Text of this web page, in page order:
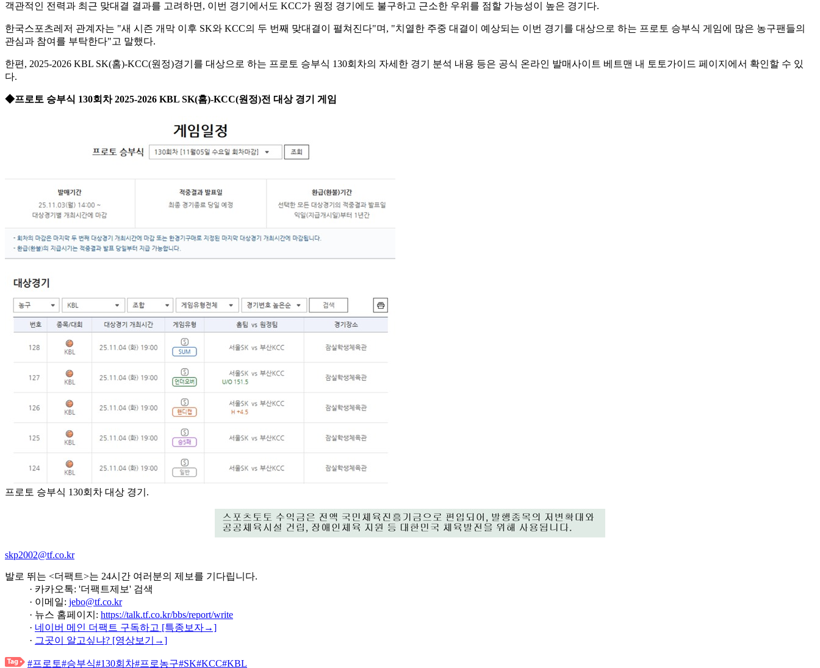
객관적인 전력과 최근 맞대결 결과를 고려하면, 이번 경기에서도 KCC가 원정 경기에도 불구하고 근소한 우위를 점할 가능성이 높은 경기다.
한국스포츠레저 관계자는 "새 시즌 개막 이후 SK와 KCC의 두 번째 맞대결이 펼쳐진다"며, "치열한 주중 대결이 예상되는 이번 경기를 대상으로 하는 프로토 승부식 게임에 많은 농구팬들의
관심과 참여를 부탁한다"고 말했다.
한편, 2025-2026 KBL SK(홈)-KCC(원정)경기를 대상으로 하는 프로토 승부식 130회차의 자세한 경기 분석 내용 등은 공식 온라인 발매사이트 베트맨 내 토토가이드 페이지에서 확인할 수 있
다.
◆프로토 승부식 130회차 2025-2026 KBL SK(홈)-KCC(원정)전 대상 경기 게임
프로토 승부식 130회차 대상 경기.
skp2002@tf.co.kr
발로 뛰는 <더팩트>는 24시간 여러분의 제보를 기다립니다.
· 카카오톡: '더팩트제보' 검색
· 이메일: jebo@tf.co.kr
· 뉴스 홈페이지: https://talk.tf.co.kr/bbs/report/write
· 네이버 메인 더팩트 구독하고 [특종보자→]
· 그곳이 알고싶냐? [영상보기→]
#프로토#승부식#130회차#프로농구#SK#KCC#KBL